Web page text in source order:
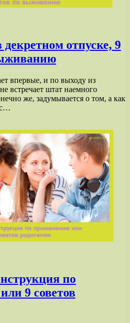
отпуске, 9
впервые, и по выходу из
встречает штат наемного
же, задумывается о том, а как
с…
по
9 советов